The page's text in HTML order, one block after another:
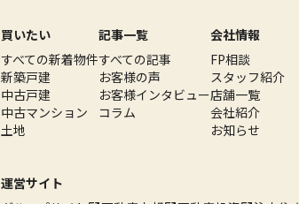
買いたい
すべての新着物件
新築戸建
中古戸建
中古マンション
土地
記事一覧
すべての記事
お客様の声
お客様インタビュー
コラム
会社情報
FP相談
スタッフ紹介
店舗一覧
会社紹介
お知らせ
運営サイト